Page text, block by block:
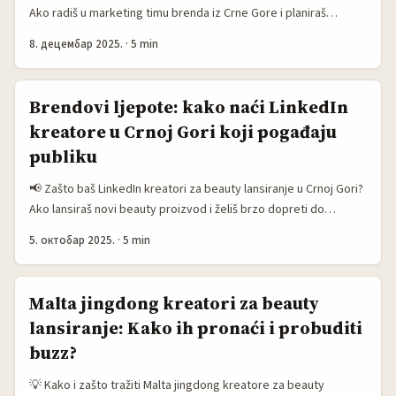
orijentisanu biz-scenu i kreatore koji pričaju i o lifestyleu i o B2B
aspektu beauty industrije. ...
Ako radiš u marketing timu brenda iz Crne Gore i planiraš
product seeding ciljajući čileanske beauty blogerke, moraš
znati dvije stvari iz starta: LATAM scena brzo se
programa, MENAFN), i lokalne navike komunikacije nisu
univerzalne. KakaoTalk nije mainstream u Čileu kao WhatsApp ili
Instagram, ali ga koriste niche zajednice — posebno korejsko-
latino i diaspora krugovi. To znači da postoji prilika, ali treba
8. децембар 2025. · 5 min
Brendovi ljepote: kako naći LinkedIn
kreatore u Crnoj Gori koji pogađaju
publiku
📢 Zašto baš LinkedIn kreatori za beauty lansiranje u Crnoj Gori?
Ako lansiraš novi beauty proizvod i želiš brzo dopreti do
profesionalne publike — vlasnika salona, distributera, beauty
buyer-a i medija — LinkedIn često daje bolju vjerodostojnost od
mrežu, profesionalne recenzije i plaćene distribucije kroz trade
kanale. ...
5. октобар 2025. · 5 min
Malta jingdong kreatori za beauty
lansiranje: Kako ih pronaći i probuditi
buzz?
💡 Kako i zašto tražiti Malta jingdong kreatore za beauty